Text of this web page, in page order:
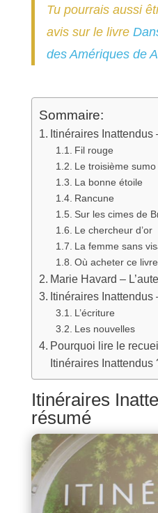
Tu pourrais aussi
avis sur le livre
des Amériques de
Sommaire:
Itinéraires Inattendus
Fil rouge
Le troisième sumo
La bonne étoile
Rancune
Sur les cimes de
Le chercheur d’or
La femme sans
Où acheter ce
Marie Havard –
Itinéraires Inattendus
L’écriture
Les nouvelles
Pourquoi lire le
Itinéraires Inattendus
Itinéraires
résumé